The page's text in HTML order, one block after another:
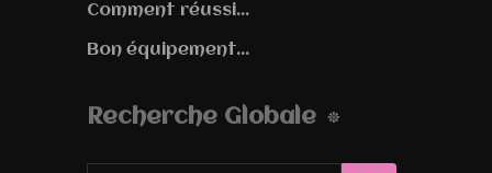
Comment réussi...
Bon équipement...
Recherche Globale